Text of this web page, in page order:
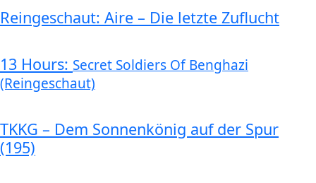
Reingeschaut: Aire – Die letzte Zuflucht
13 Hours: Secret Soldiers Of Benghazi
(Reingeschaut)
TKKG – Dem Sonnenkönig auf der Spur
(195)